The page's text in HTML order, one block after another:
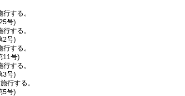
する。
号)
する。
2号)
する。
11号)
する。
3号)
行する。
5号)